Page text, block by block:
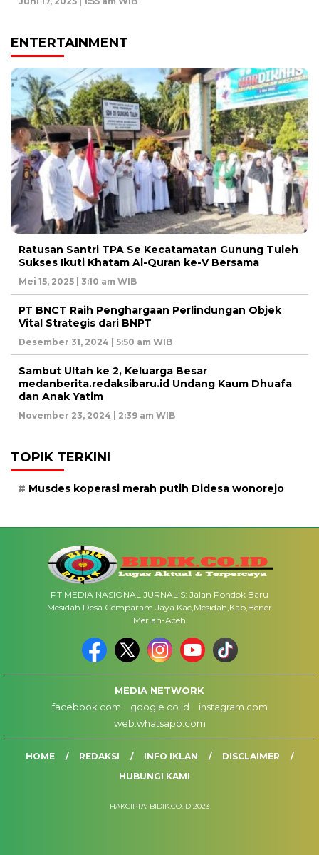
ENTERTAINMENT
Ratusan Santri TPA Se Kecatamatan Gunung Tuleh
Sukses Ikuti Khatam Al-Quran ke-V Bersama
Mei 15, 2025 | 3:10 am WIB
PT BNCT Raih Penghargaan Perlindungan Objek
Vital Strategis dari BNPT
Desember 31, 2024 | 5:50 am WIB
Sambut Ultah ke 2, Keluarga Besar
medanberita.redaksibaru.id Undang Kaum Dhuafa
dan Anak Yatim
November 23, 2024 | 2:39 am WIB
TOPIK TERKINI
Musdes koperasi merah putih Didesa wonorejo
PT MEDIA NASIONAL JURNALIS: Jalan Pondok Baru
Mesidah Desa Cemparam Jaya Kac,Mesidah,Kab,Bener
Meriah-Aceh
MEDIA NETWORK
facebook.com
google.co.id
instagram.com
web.whatsapp.com
HOME REDAKSI INFO IKLAN
DISCLAIMER
HUBUNGI KAMI
HAKCIPTA: BIDIK.CO.ID 2023